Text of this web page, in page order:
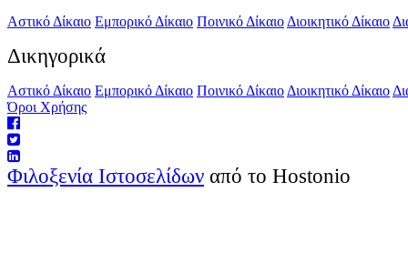
Αστικό Δίκαιο Εμπορικό Δίκαιο Ποινικό Δίκαιο Διοικητικό Δίκαιο
Δικηγορικά
Αστικό Δίκαιο Εμπορικό Δίκαιο Ποινικό Δίκαιο Διοικητικό Δίκαιο
Όροι Χρήσης
Φιλοξενία Ιστοσελίδων από το Hostonio